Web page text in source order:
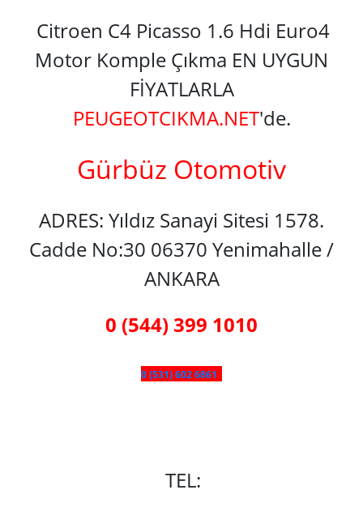
Citroen C4 Picasso 1.6 Hdi Euro4
Motor Komple Çıkma EN UYGUN
FİYATLARLA
PEUGEOTCIKMA.NET'de.
Gürbüz Otomotiv
ADRES: Yıldız Sanayi Sitesi 1578.
Cadde No:30 06370 Yenimahalle /
ANKARA
0 (544) 399 1010
0 (531) 602 6861
TEL: